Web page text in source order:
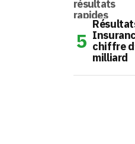
chiffre
milliard